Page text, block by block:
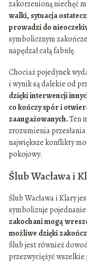
zakorzenioną niechęć
walki, sytuacja
prowadzi do
symbolicznym
napędzał całą fabułę.
Chociaż pojedynek
i wynik są dalekie od
dzięki interwencji
co kończy spór i
zaangażowanych.Ten
zrozumienia
największe konflikty
pokojowy.
Ślub Wacława i
Ślub Wacława i Klary
symbolizuje
zakochani mogą
możliwe dzięki
Ślub jest również
przezwyciężyć wszelkie